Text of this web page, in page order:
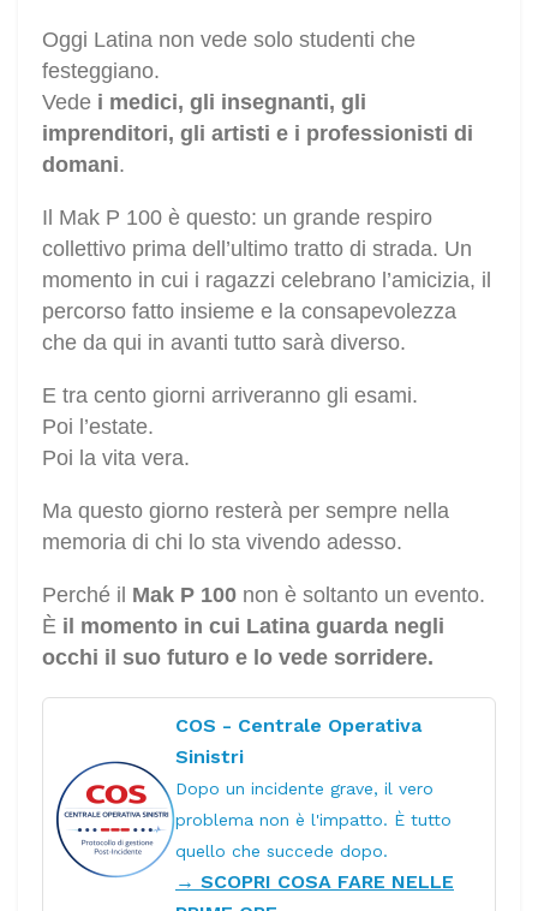
Oggi Latina non vede solo studenti che
festeggiano.
Vede i medici, gli insegnanti, gli
imprenditori, gli artisti e i professionisti di
domani.
Il Mak P 100 è questo: un grande respiro
collettivo prima dell’ultimo tratto di strada. Un
momento in cui i ragazzi celebrano l’amicizia, il
percorso fatto insieme e la consapevolezza
che da qui in avanti tutto sarà diverso.
E tra cento giorni arriveranno gli esami.
Poi l’estate.
Poi la vita vera.
Ma questo giorno resterà per sempre nella
memoria di chi lo sta vivendo adesso.
Perché il Mak P 100 non è soltanto un evento.
È il momento in cui Latina guarda negli
occhi il suo futuro e lo vede sorridere.
COS - Centrale Operativa
Sinistri
Dopo un incidente grave, il vero
problema non è l'impatto. È tutto
quello che succede dopo.
→ SCOPRI COSA FARE NELLE